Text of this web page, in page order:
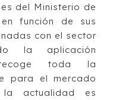
del Ministerio de
en función de sus
con el sector
la aplicación
toda la
para el mercado
actualidad es